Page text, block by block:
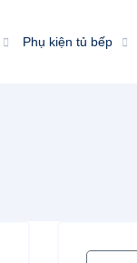
Phụ kiện tủ bếp